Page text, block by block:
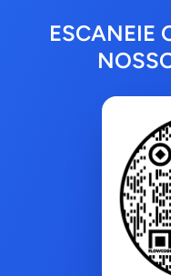
ESCANEIE